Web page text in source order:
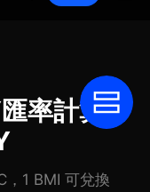
率計算
1 BMI 可兌換